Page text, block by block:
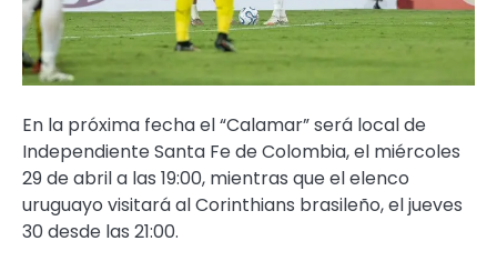
En la próxima fecha el “Calamar” será local de
Independiente Santa Fe de Colombia, el miércoles
29 de abril a las 19:00, mientras que el elenco
uruguayo visitará al Corinthians brasileño, el jueves
30 desde las 21:00.